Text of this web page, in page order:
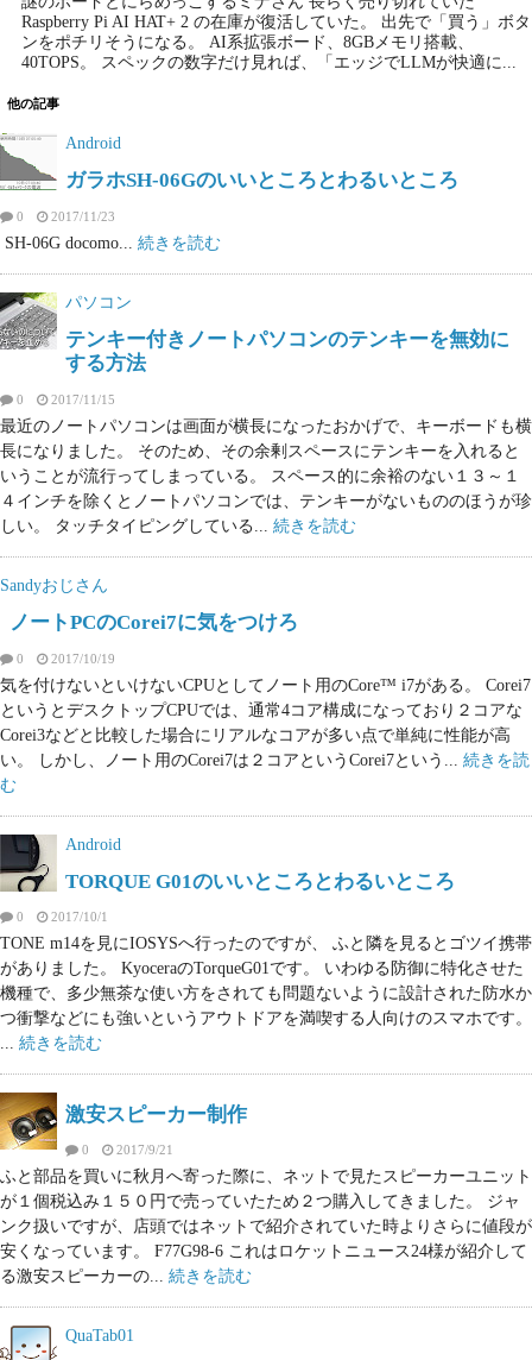
Raspberry Pi AI HAT+ 2 の在庫が復活していた。 出先で「買う」ボタ
ンをポチリそうになる。 AI系拡張ボード、8GBメモリ搭載、
40TOPS。 スペックの数字だけ見れば、「エッジでLLMが快適に...
他の記事
Android
ガラホSH-06Gのいいところとわるいところ
0 2017/11/23
SH-06G docomo... 続きを読む
パソコン
テンキー付きノートパソコンのテンキーを無効に
する方法
0 2017/11/15
最近のノートパソコンは画面が横長になったおかげで、キーボードも横
長になりました。 そのため、その余剰スペースにテンキーを入れると
いうことが流行ってしまっている。 スペース的に余裕のない１３～１
４インチを除くとノートパソコンでは、テンキーがないもののほうが珍
しい。 タッチタイピングしている... 続きを読む
Sandyおじさん
ノートPCのCorei7に気をつけろ
0 2017/10/19
気を付けないといけないCPUとしてノート用のCore™ i7がある。 Corei7
というとデスクトップCPUでは、通常4コア構成になっており２コアな
Corei3などと比較した場合にリアルなコアが多い点で単純に性能が高
い。 しかし、ノート用のCorei7は２コアというCorei7という... 続きを読
む
Android
TORQUE G01のいいところとわるいところ
0 2017/10/1
TONE m14を見にIOSYSへ行ったのですが、 ふと隣を見るとゴツイ携帯
がありました。 KyoceraのTorqueG01です。 いわゆる防御に特化させた
機種で、多少無茶な使い方をされても問題ないように設計された防水か
つ衝撃などにも強いというアウトドアを満喫する人向けのスマホです。
... 続きを読む
激安スピーカー制作
0 2017/9/21
ふと部品を買いに秋月へ寄った際に、ネットで見たスピーカーユニット
が１個税込み１５０円で売っていたため２つ購入してきました。 ジャ
ンク扱いですが、店頭ではネットで紹介されていた時よりさらに値段が
安くなっています。 F77G98-6 これはロケットニュース24様が紹介して
る激安スピーカーの... 続きを読む
QuaTab01